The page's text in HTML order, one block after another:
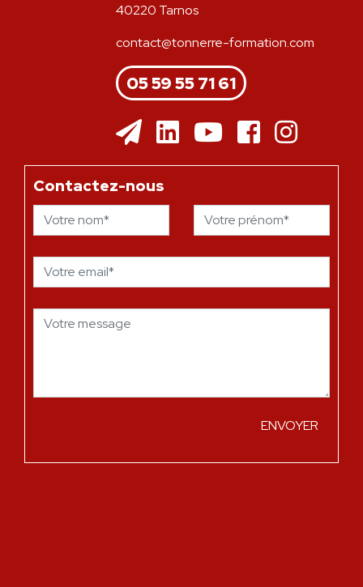
40220 Tarnos
contact@tonnerre-formation.com
05 59 55 71 61
Contactez-nous